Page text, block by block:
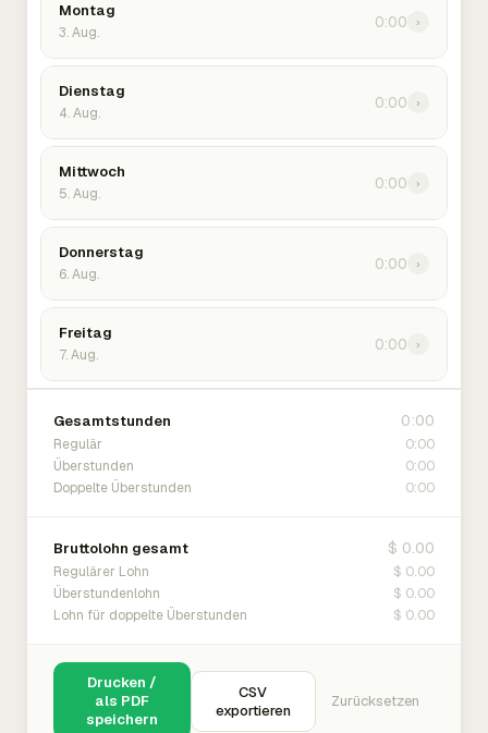
Montag
3. Aug.
0:00 ›
Dienstag
4. Aug.
0:00 ›
Mittwoch
5. Aug.
0:00 ›
Donnerstag
6. Aug.
0:00 ›
Freitag
7. Aug.
0:00 ›
Gesamtstunden 0:00
Regulär 0:00
Überstunden 0:00
Doppelte Überstunden 0:00
Bruttolohn gesamt $ 0.00
Regulärer Lohn $ 0.00
Überstundenlohn $ 0.00
Lohn für doppelte Überstunden $ 0.00
Drucken /
als PDF
speichern
CSV
exportieren
Zurücksetzen